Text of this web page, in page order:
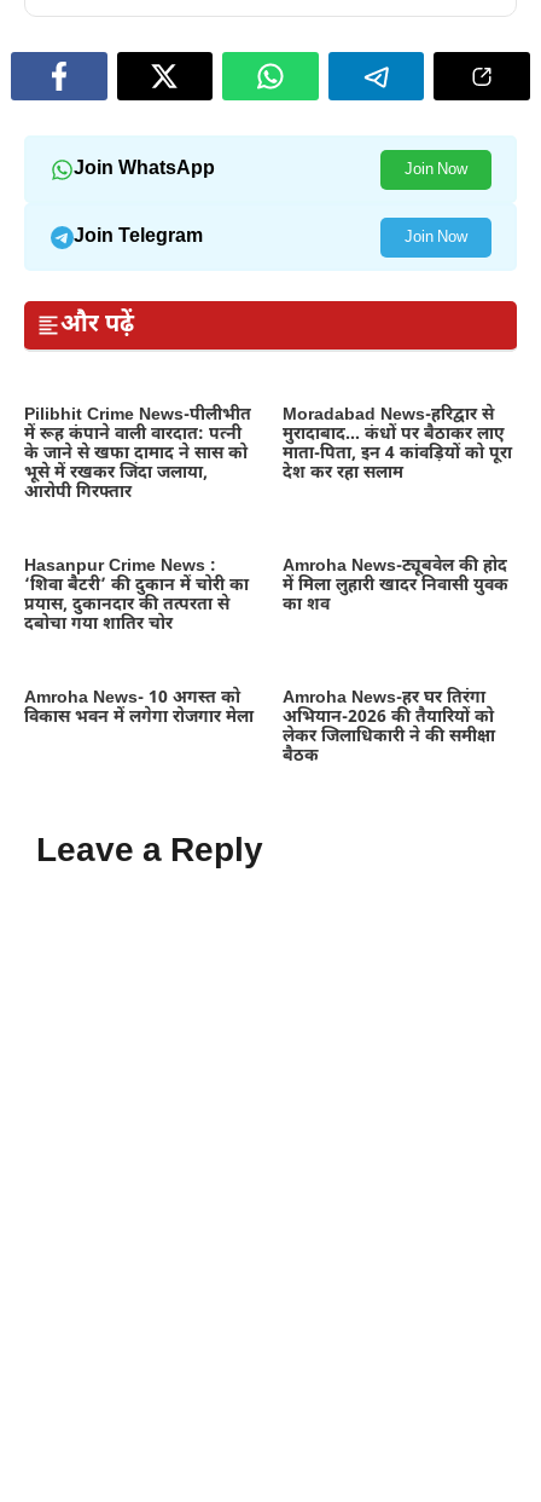
Join WhatsApp Join Now
Join Telegram Join Now
और पढ़ें
Pilibhit Crime News-पीलीभीत
में रूह कंपाने वाली वारदात: पत्नी
के जाने से खफा दामाद ने सास को
भूसे में रखकर जिंदा जलाया,
आरोपी गिरफ्तार
Moradabad News-हरिद्वार से
मुरादाबाद… कंधों पर बैठाकर लाए
माता-पिता, इन 4 कांवड़ियों को पूरा
देश कर रहा सलाम
Hasanpur Crime News :
‘शिवा बैटरी’ की दुकान में चोरी का
प्रयास, दुकानदार की तत्परता से
दबोचा गया शातिर चोर
Amroha News-ट्यूबवेल की होद
में मिला लुहारी खादर निवासी युवक
का शव
Amroha News- 10 अगस्त को
विकास भवन में लगेगा रोजगार मेला
Amroha News-हर घर तिरंगा
अभियान-2026 की तैयारियों को
लेकर जिलाधिकारी ने की समीक्षा
बैठक
Leave a Reply